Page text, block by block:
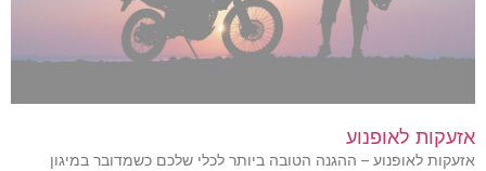
אזעקות לאופנוע
אזעקות לאופנוע – ההגנה הטובה ביותר לכלי שלכם כשמדובר במיגון